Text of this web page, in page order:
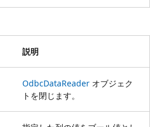
説明
OdbcDataReader オブジェク
トを閉じます。